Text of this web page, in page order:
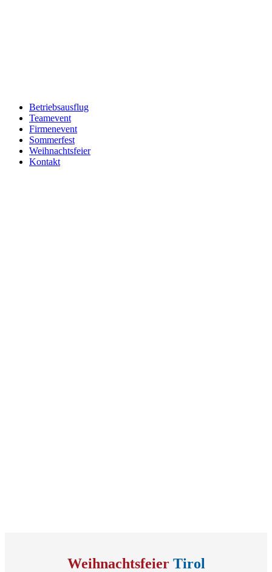
Betriebsausflug
Teamevent
Firmenevent
Sommerfest
Weihnachtsfeier
Kontakt
Weihnachtsfeier Tirol